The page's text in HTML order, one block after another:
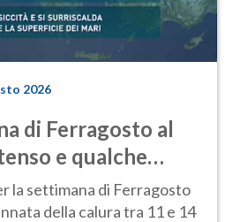
2026
di Ferragosto al
e qualche
la settimana di Ferragosto
della calura tra 11 e 14